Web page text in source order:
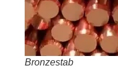
Bronzestab